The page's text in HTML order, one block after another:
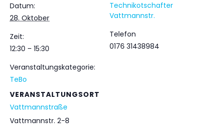
Datum:
28. Oktober
Zeit:
12:30 – 15:30
Veranstaltungskategorie:
TeBo
VERANSTALTUNGSORT
Vattmannstraße
Vattmannstr. 2-8
Technikotschafter
Vattmannstr.
Telefon
0176 31438984